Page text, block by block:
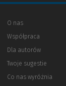
(Nowe
(Link
O nas
Współpraca
Dla autorów(Nowe
(Link
innej
Twoje sugestie
Co nas wyróżnia